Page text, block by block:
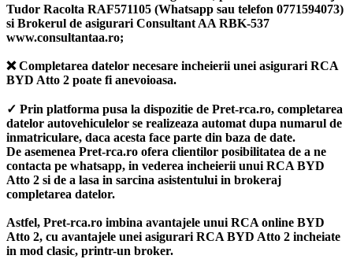
Tudor Racolta RAF571105 (Whatsapp sau telefon 0771594073)
si Brokerul de asigurari Consultant AA RBK-537
www.consultantaa.ro;
❌ Completarea datelor necesare incheierii unei asigurari RCA
BYD Atto 2 poate fi anevoioasa.
✓ Prin platforma pusa la dispozitie de Pret-rca.ro, completarea
datelor autovehiculelor se realizeaza automat dupa numarul de
inmatriculare, daca acesta face parte din baza de date.
De asemenea Pret-rca.ro ofera clientilor posibilitatea de a ne
contacta pe whatsapp, in vederea incheierii unui RCA BYD
Atto 2 si de a lasa in sarcina asistentului in brokeraj
completarea datelor.
Astfel, Pret-rca.ro imbina avantajele unui RCA online BYD
Atto 2, cu avantajele unei asigurari RCA BYD Atto 2 incheiate
in mod clasic, printr-un broker.